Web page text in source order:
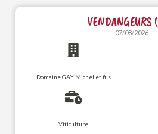
VENDANGEURS
07/08/2026
Domaine GAY Michel et fils
Viticulture